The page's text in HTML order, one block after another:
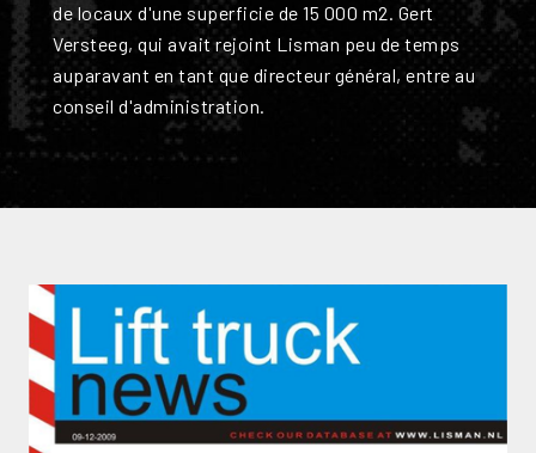
de locaux d'une superficie de 15 000 m2. Gert
Versteeg, qui avait rejoint Lisman peu de temps
auparavant en tant que directeur général, entre au
conseil d'administration.